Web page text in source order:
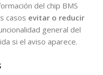
del chip BMS
casos evitar o reducir
general del
si el aviso aparece.